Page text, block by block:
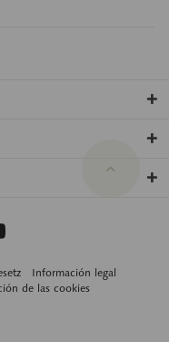
Información legal
de las cookies